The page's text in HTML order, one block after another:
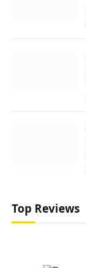
Top Reviews